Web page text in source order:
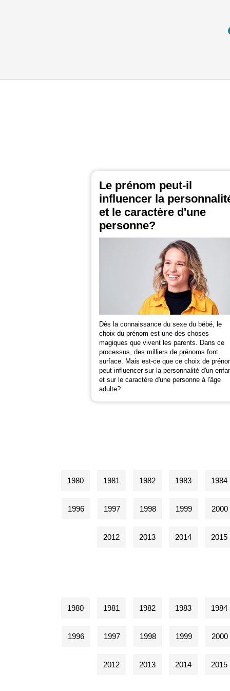
Le prénom peut-il
influencer la
et le caractère d'une
personne?
Dès la connaissance du sexe du bébé, le
choix du prénom est une des choses
magiques que vivent les parents. Dans ce
processus, des milliers de prénoms font
surface. Mais est-ce que ce choix de
peut influencer sur la personnalité d'un
et sur le caractère d'une personne à l'âge
adulte?
1980 1981 1982 1983 1984
1996 1997 1998 1999 2000
2012 2013 2014 2015
1980 1981 1982 1983 1984
1996 1997 1998 1999 2000
2012 2013 2014 2015